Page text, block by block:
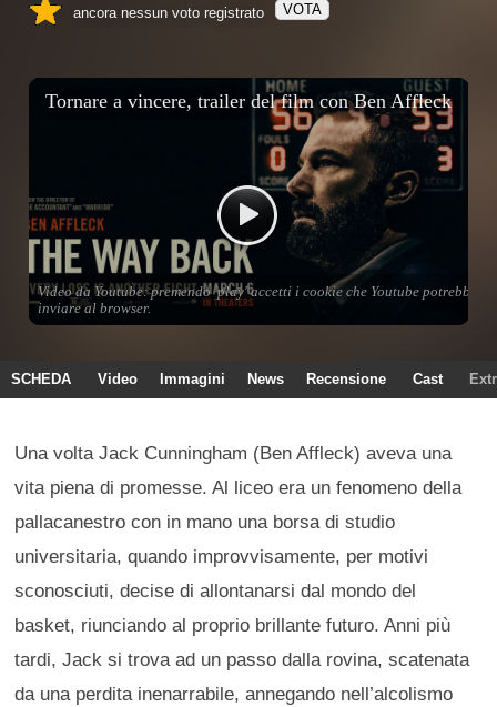
ancora nessun voto registrato VOTA
SCHEDA Video Immagini News Recensione Cast
Una volta Jack Cunningham (Ben Affleck) aveva una
vita piena di promesse. Al liceo era un fenomeno della
pallacanestro con in mano una borsa di studio
universitaria, quando improvvisamente, per motivi
sconosciuti, decise di allontanarsi dal mondo del
basket, riunciando al proprio brillante futuro. Anni più
tardi, Jack si trova ad un passo dalla rovina, scatenata
da una perdita inenarrabile, annegando nell’alcolismo